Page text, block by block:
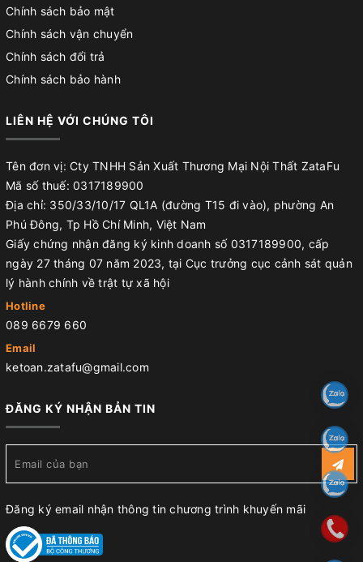
Chính sách bảo mật
Chính sách vận chuyển
Chính sách đổi trả
Chính sách bảo hành
LIÊN HỆ VỚI CHÚNG TÔI
Tên đơn vị: Cty TNHH Sản Xuất Thương Mại Nội Thất ZataFu
Mã số thuế: 0317189900
Địa chỉ: 350/33/10/17 QL1A (đường T15 đi vào), phường An
Phú Đông, Tp Hồ Chí Minh, Việt Nam
Giấy chứng nhận đăng ký kinh doanh số 0317189900, cấp
ngày 27 tháng 07 năm 2023, tại Cục trưởng cục cảnh sát quản
lý hành chính về trật tự xã hội
Hotline
089 6679 660
Email
ketoan.zatafu@gmail.com
ĐĂNG KÝ NHẬN BẢN TIN
Đăng ký email nhận thông tin chương trình khuyến mãi